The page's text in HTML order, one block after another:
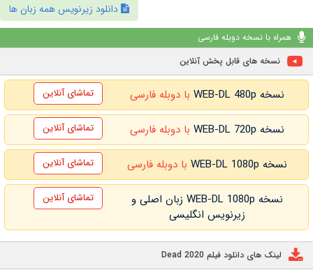
دانلود زیرنویس همه زبان ها
همراه با نسخه دوبله فارسی
نسخه های قابل پخش آنلاین
نسخه WEB-DL 480p با دوبله فارسی تماشای آنلاین
نسخه WEB-DL 720p با دوبله فارسی تماشای آنلاین
نسخه WEB-DL 1080p با دوبله فارسی تماشای آنلاین
نسخه WEB-DL 1080p زبان اصلی و
زیرنویس انگلیسی
تماشای آنلاین
لینک های دانلود فیلم Dead 2020